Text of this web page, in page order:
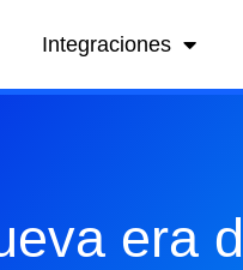
Integraciones
era